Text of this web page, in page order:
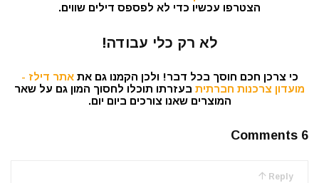
הצטרפו עכשיו כדי לא לפספס דילים שווים.
לא רק כלי עבודה!
כי צרכן חכם חוסך בכל דבר! ולכן הקמנו גם אתאתר דילז -
מועדון צרכנות חברתית בעזרתו תוכלו לחסוך המון גם על שאר
המוצרים שאנו צורכים ביום יום.
6 Comments
Reply